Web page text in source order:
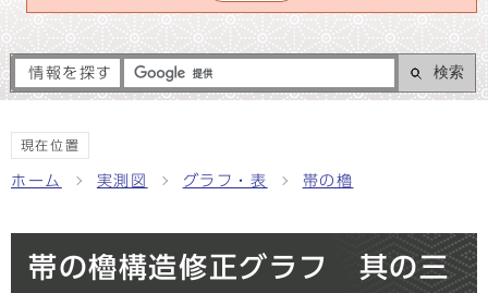
情報を探す 検索
現在位置
ホーム 実測図 グラフ・表 帯の櫓
帯の櫓構造修正グラフ 其の三